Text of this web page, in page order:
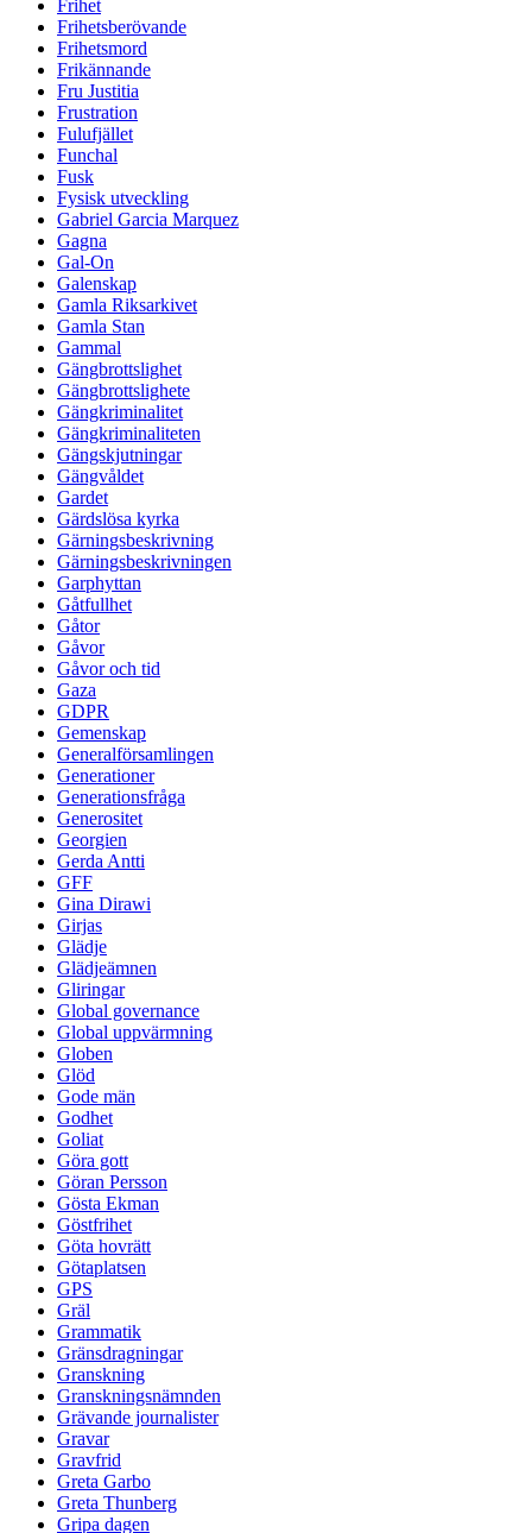
Frihet
Frihetsberövande
Frihetsmord
Frikännande
Fru Justitia
Frustration
Fulufjället
Funchal
Fusk
Fysisk utveckling
Gabriel Garcia Marquez
Gagna
Gal-On
Galenskap
Gamla Riksarkivet
Gamla Stan
Gammal
Gängbrottslighet
Gängbrottslighete
Gängkriminalitet
Gängkriminaliteten
Gängskjutningar
Gängvåldet
Gardet
Gärdslösa kyrka
Gärningsbeskrivning
Gärningsbeskrivningen
Garphyttan
Gåtfullhet
Gåtor
Gåvor
Gåvor och tid
Gaza
GDPR
Gemenskap
Generalförsamlingen
Generationer
Generationsfråga
Generositet
Georgien
Gerda Antti
GFF
Gina Dirawi
Girjas
Glädje
Glädjeämnen
Gliringar
Global governance
Global uppvärmning
Globen
Glöd
Gode män
Godhet
Goliat
Göra gott
Göran Persson
Gösta Ekman
Göstfrihet
Göta hovrätt
Götaplatsen
GPS
Gräl
Grammatik
Gränsdragningar
Granskning
Granskningsnämnden
Grävande journalister
Gravar
Gravfrid
Greta Garbo
Greta Thunberg
Gripa dagen